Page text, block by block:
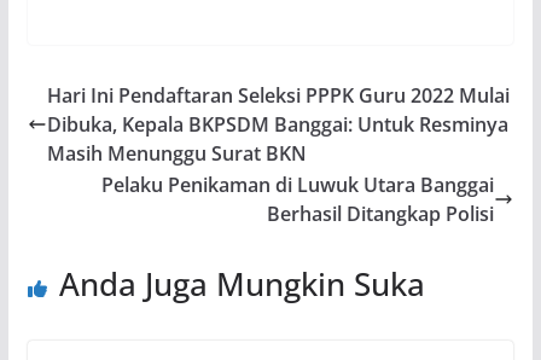
Hari Ini Pendaftaran Seleksi PPPK Guru 2022 Mulai
Dibuka, Kepala BKPSDM Banggai: Untuk Resminya
Masih Menunggu Surat BKN
Pelaku Penikaman di Luwuk Utara Banggai
Berhasil Ditangkap Polisi
Anda Juga Mungkin Suka